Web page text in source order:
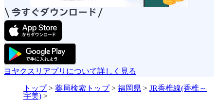
ヨヤクスリアプリについて詳しく見る
トップ> 薬局検索トップ> 福岡県 > JR香椎線(香椎～
宇美) >